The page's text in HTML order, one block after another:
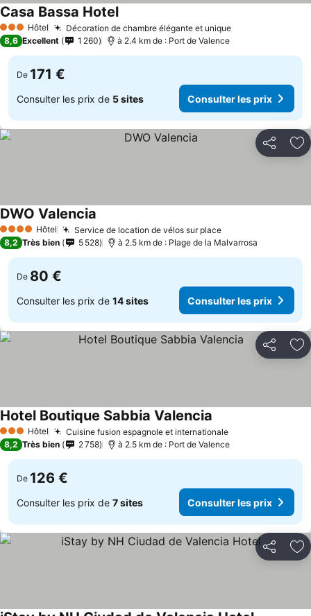
3 ÉtoilesHôtel Décoration de chambre élégante et unique
Casa Bassa Hotel
8,6 Excellent 1 260 à 2.4 km de : Port de Valence
De 171 €
Consulter les prix de 5 sites Consulter les prix
Partager
4 Étoiles Hôtel Service de location de vélos sur place
DWO Valencia
8,2 Très bien 5 528 à 2.5 km de : Plage de la Malvarrosa
De 80 €
Consulter les prix de 14 sites Consulter les prix
Partager
3 ÉtoilesHôtel Cuisine fusion espagnole et internationale
Hotel Boutique Sabbia Valencia
8,2 Très bien 2 758 à 2.5 km de : Port de Valence
De 126 €
Consulter les prix de 7 sites Consulter les prix
Partager